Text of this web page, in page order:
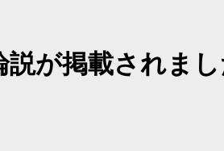
が掲載されま